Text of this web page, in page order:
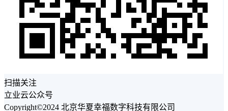
扫描关注
立业云公众号
Copyright©2024 北京华夏幸福数字科技有限公司